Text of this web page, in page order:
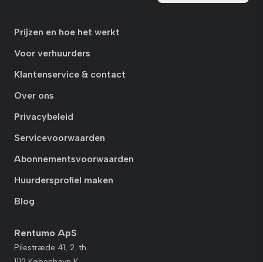
Prijzen en hoe het werkt
Voor verhuurders
Klantenservice & contact
Over ons
Privacybeleid
Servicevoorwaarden
Abonnementsvoorwaarden
Huurdersprofiel maken
Blog
Rentumo ApS
Pilestræde 41, 2. th.